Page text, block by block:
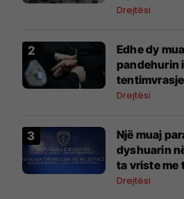
Drejtësi
​Edhe dy
pandehurin
në Vushtrri
Drejtësi
Një muaj
dyshuarin
ta vriste me
Drejtësi